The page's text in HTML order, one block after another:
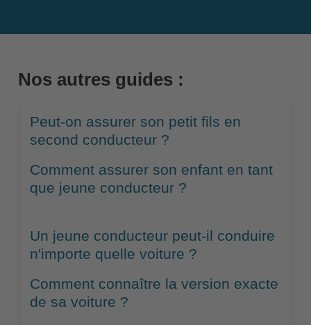
Nos autres guides :
Peut-on assurer son petit fils en
second conducteur ?
Comment assurer son enfant en tant
que jeune conducteur ?
Un jeune conducteur peut-il conduire
n'importe quelle voiture ?
Comment connaître la version exacte
de sa voiture ?